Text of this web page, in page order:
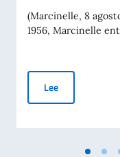
(Marcinelle, 8
1956, Marcinelle
LeeMESSAGGIO